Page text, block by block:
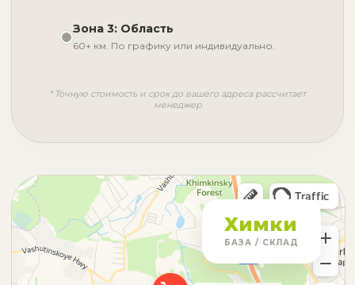
Зона 3: Область
60+ км. По графику или индивидуально.
* Точную стоимость и срок до вашего адреса рассчитает
менеджер
Химки
БАЗА / СКЛАД